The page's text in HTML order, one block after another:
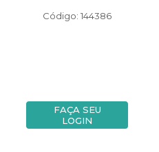
Código: 144386
FAÇA SEU
LOGIN